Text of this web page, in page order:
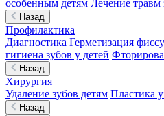
особенным детям Лечение травм
Назад
Профилактика
Диагностика Герметизация
гигиена зубов у детей
Назад
Хирургия
Удаление зубов детям Пластика
Назад